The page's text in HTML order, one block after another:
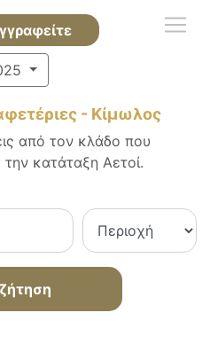
- Κίμωλος
από τον κλάδο που
κατάταξη Αετοί.